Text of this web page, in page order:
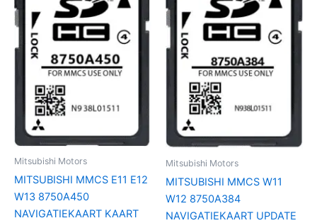
Mitsubishi Motors
MITSUBISHI MMCS E11 E12
W13 8750A450
NAVIGATIEKAART KAART
Mitsubishi Motors
MITSUBISHI MMCS W11
W12 8750A384
NAVIGATIEKAART UPDATE